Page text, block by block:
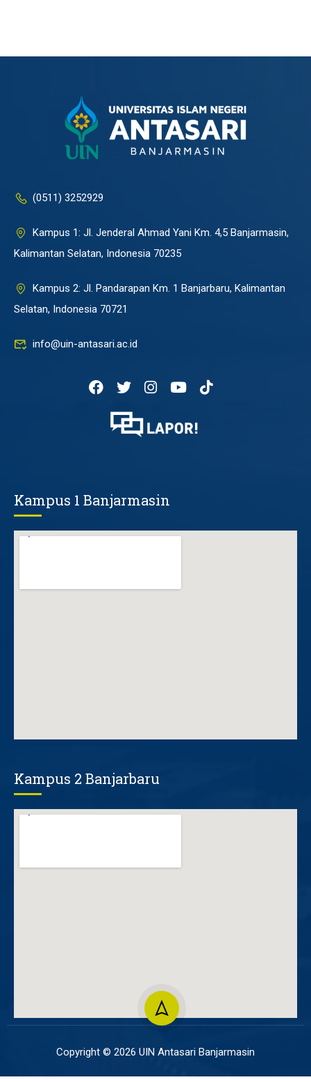
(0511) 3252929
Kampus 1: Jl. Jenderal Ahmad Yani Km. 4,5 Banjarmasin,
Kalimantan Selatan, Indonesia 70235
Kampus 2: Jl. Pandarapan Km. 1 Banjarbaru, Kalimantan
Selatan, Indonesia 70721
info@uin-antasari.ac.id
Kampus 1 Banjarmasin
Kampus 2 Banjarbaru
Copyright © 2026 UIN Antasari Banjarmasin